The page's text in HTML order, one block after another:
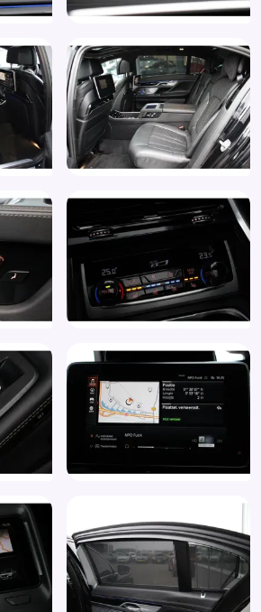
correctie
verwarmbaar
aan stuurwiel
voor portieren (323)
voorstoelen (453)
(248)
uitklapbaar
in - uitklapbare kogel (3AC)